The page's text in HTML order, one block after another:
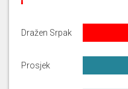
Dražen Srpak
Prosjek